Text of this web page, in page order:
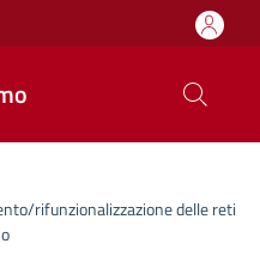
rifunzionalizzazione delle reti